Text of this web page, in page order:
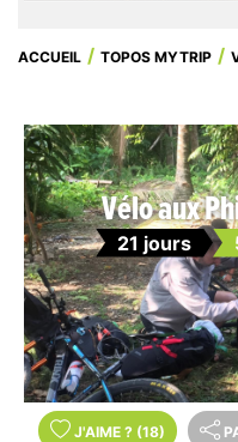
ACCUEIL TOPOS MYTRIP
Vélo aux
21 jours
J'AIME ? (18)